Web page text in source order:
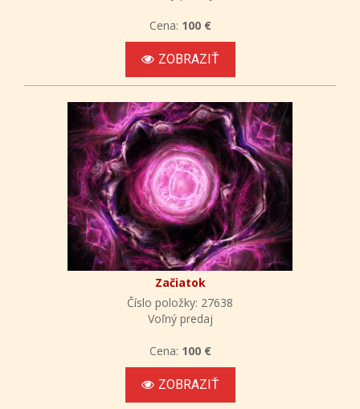
Cena: 100 €
ZOBRAZIŤ
Začiatok
Číslo položky: 27638
Voľný predaj
Cena: 100 €
ZOBRAZIŤ